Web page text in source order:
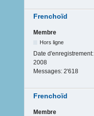
Frenchoïd
Membre
Hors ligne
Date d'enregistrement:
2008
Messages: 2'618
Frenchoïd
Membre